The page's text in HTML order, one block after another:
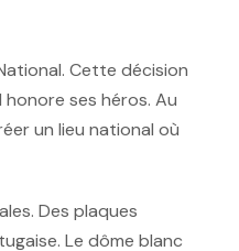
Cette décision
ses héros. Au
un lieu national où
Des plaques
Le dôme blanc